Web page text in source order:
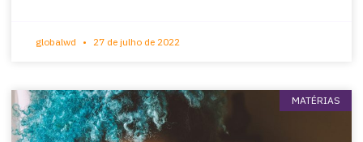
globalwd 27 de julho de 2022
MATÉRIAS